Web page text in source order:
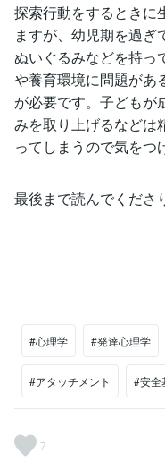
探索行動をするときに
ますが、幼児期を過ぎ
ぬいぐるみなどを持っ
や養育環境に問題があ
が必要です。子どもが
みを取り上げるなどは
ってしまうので気をつ
最後まで読んでくださ
#心理学 #発達心理学
#アタッチメント #安全
7